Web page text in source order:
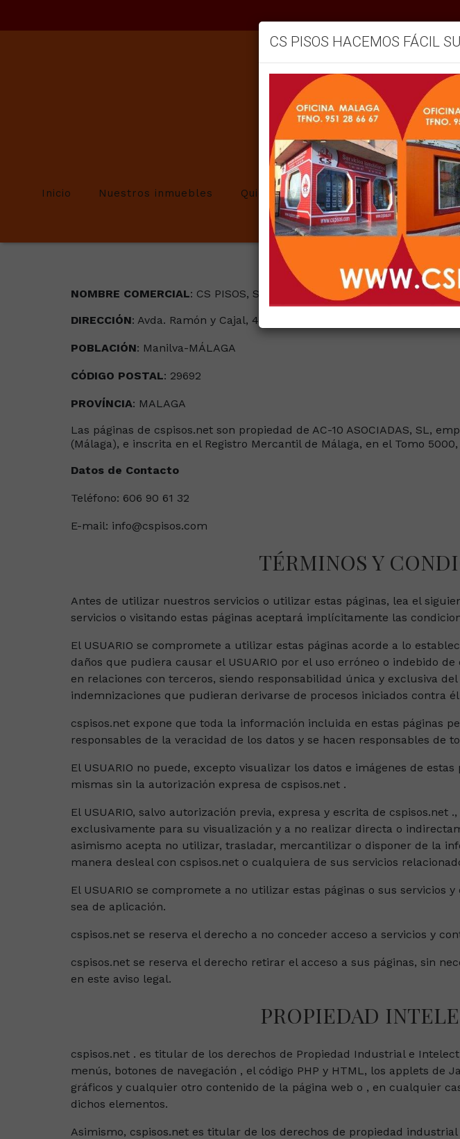
Inicio Nuestros inmuebles Quienes somos Servicios
NOMBRE COMERCIAL: CS PISOS, SERVICIOS INMOBILIARIOS
DIRECCIÓN: Avda. Ramón y Cajal, 4, Edificio Canadá, Local 2-1,
POBLACIÓN: Manilva-MÁLAGA
CÓDIGO POSTAL: 29692
PROVÍNCIA: MALAGA
Las páginas de cspisos.net son propiedad de AC-10 ASOCIADAS, SL,
(Málaga), e inscrita en el Registro Mercantil de Málaga, en el Tomo 5000,
Datos de Contacto
Teléfono: 606 90 61 32
E-mail: info@cspisos.com
TÉRMINOS Y
Antes de utilizar nuestros servicios o utilizar estas páginas, lea el
servicios o visitando estas páginas aceptará implícitamente las
El USUARIO se compromete a utilizar estas páginas acorde a lo
daños que pudiera causar el USUARIO por el uso erróneo o indebido
en relaciones con terceros, siendo responsabilidad única y exclusiva
indemnizaciones que pudieran derivarse de procesos iniciados contra
cspisos.net expone que toda la información incluida en estas páginas
responsables de la veracidad de los datos y se hacen responsables
El USUARIO no puede, excepto visualizar los datos e imágenes de
mismas sin la autorización expresa de cspisos.net .
El USUARIO, salvo autorización previa, expresa y escrita de
exclusivamente para su visualización y a no realizar directa o
asimismo acepta no utilizar, trasladar, mercantilizar o disponer de la
manera desleal con cspisos.net o cualquiera de sus servicios
El USUARIO se compromete a no utilizar estas páginas o sus
sea de aplicación.
cspisos.net se reserva el derecho a no conceder acceso a servicios y
cspisos.net se reserva el derecho retirar el acceso a sus páginas, sin
en este aviso legal.
PROPIEDAD
cspisos.net . es titular de los derechos de Propiedad Industrial e
menús, botones de navegación , el código PHP y HTML, los applets de
gráficos y cualquier otro contenido de la página web o , en cualquier
dichos elementos.
Asimismo, cspisos.net es titular de los derechos de propiedad
CS PISOS HACEMOS FÁCIL